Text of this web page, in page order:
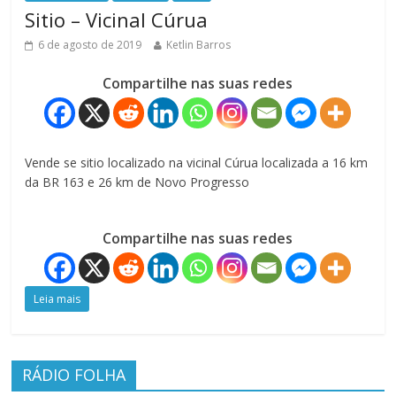
Sitio – Vicinal Cúrua
6 de agosto de 2019 Ketlin Barros
Compartilhe nas suas redes
Vende se sitio localizado na vicinal Cúrua localizada a 16 km
da BR 163 e 26 km de Novo Progresso
Compartilhe nas suas redes
Leia mais
RÁDIO FOLHA